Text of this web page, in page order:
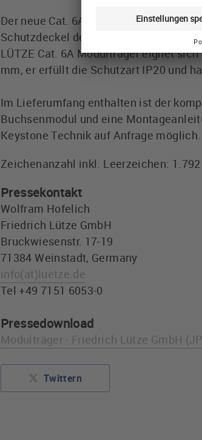
Der neue Cat. 6A Modulträger von
Schutzdeckel der eine
LÜTZE Cat. 6A Modulträger eignet
mm, er erfüllt die Schutzart IP20 und
Im Lieferumfang enthalten ist der
Buchsenmodul und eine
Keystone Technik auf Anfrage möglich.
Zeichenanzahl inkl. Leerzeichen: 1.792
Pressekontakt
Wolfram Hofelich
Friedrich Lütze GmbH
Bruckwiesenstr. 17-19
71384 Weinstadt, Germany
info(at)luetze.de
Tel +49 7151 6053-0
Pressedownload
Modulträger - Friedrich Lütze GmbH
Twittern